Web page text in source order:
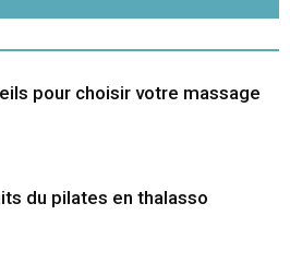
pour choisir votre massage
du pilates en thalasso